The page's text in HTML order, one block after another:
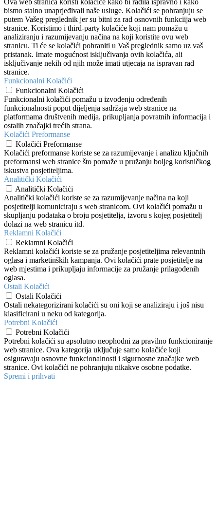
bismo stalno unaprjeđivali naše usluge. Kolačići se pohranjuju se
putem Vašeg preglednik jer su bitni za rad osnovnih funkciija web
stranice. Koristimo i third-party kolačiće koji nam pomažu u
analiziranju i razumijevanju načina na koji koristite ovu web
stranicu. Ti će se kolačići pohraniti u Vaš preglednik samo uz vaš
pristanak. Imate mogućnost isključivanja ovih kolačića, ali
isključivanje nekih od njih može imati utjecaja na ispravan rad
stranice.
Funkcionalni Kolačići
Funkcionalni Kolačići
Funkcionalni kolačići pomažu u izvođenju određenih
funkcionalnosti poput dijeljenja sadržaja web stranice na
platformama društvenih medija, prikupljanja povratnih informacija i
ostalih značajki trećih strana.
Kolačići Preformanse
Kolačići Preformanse
Kolačići preformanse koriste se za razumijevanje i analizu ključnih
preformansi web stranice što pomaže u pružanju boljeg korisničkog
iskustva posjetiteljima.
Analitički Kolačići
Analitički Kolačići
Analitički kolačići koriste se za razumijevanje načina na koji
posjetitelji komuniciraju s web stranicom. Ovi kolačići pomažu u
skupljanju podataka o broju posjetitelja, izvoru s kojeg posjetitelj
dolazi na web stranicu itd.
Reklamni Kolačići
Reklamni Kolačići
Reklamni kolačići koriste se za pružanje posjetiteljima relevantnih
oglasa i marketinških kampanja. Ovi kolačići prate posjetitelje na
web mjestima i prikupljaju informacije za pružanje prilagođenih
oglasa.
Ostali Kolačići
Ostali Kolačići
Ostali nekategorizirani kolačići su oni koji se analiziraju i još nisu
klasificirani u neku od kategorija.
Potrebni Kolačići
Potrebni Kolačići
Potrebni kolačići su apsolutno neophodni za pravilno funkcioniranje
web stranice. Ova kategorija uključuje samo kolačiće koji
osiguravaju osnovne funkcionalnosti i sigurnosne značajke web
stranice. Ovi kolačići ne pohranjuju nikakve osobne podatke.
Spremi i prihvati